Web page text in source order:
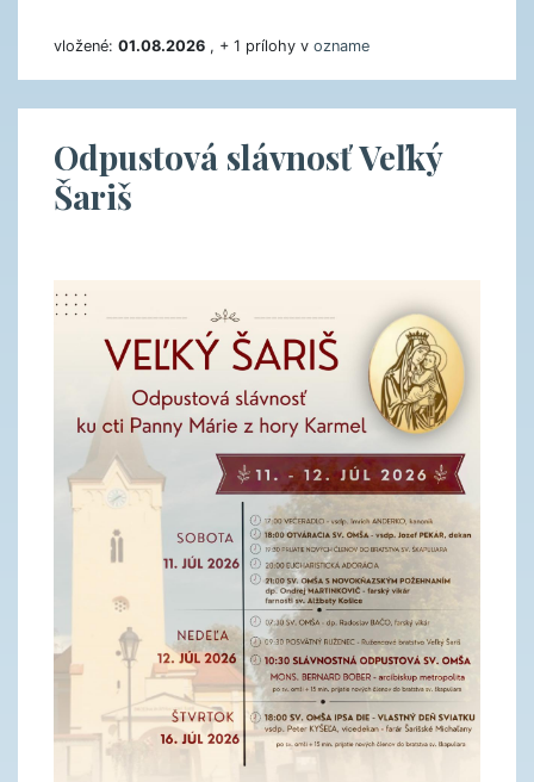
vložené: 01.08.2026 , + 1 prílohy v ozname
Odpustová slávnosť Veľký
Šariš